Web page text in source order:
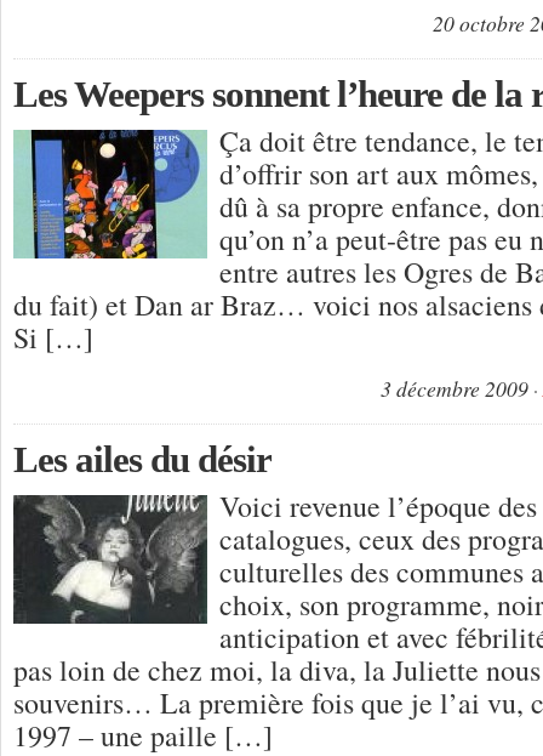
20 octobre
Les Weepers sonnent l’heure de la
Ça doit être tendance, le
d’offrir son art aux
dû à sa propre enfance,
qu’on n’a peut-être pas eu
entre autres les Ogres de
du fait) et Dan ar Braz… voici nos alsaciens
Si […]
3 décembre 2009
Les ailes du désir
Voici revenue l’époque
catalogues, ceux des
culturelles des communes
choix, son programme,
anticipation et avec
pas loin de chez moi, la diva, la Juliette
souvenirs… La première fois que je l’ai vu,
1997 – une paille […]